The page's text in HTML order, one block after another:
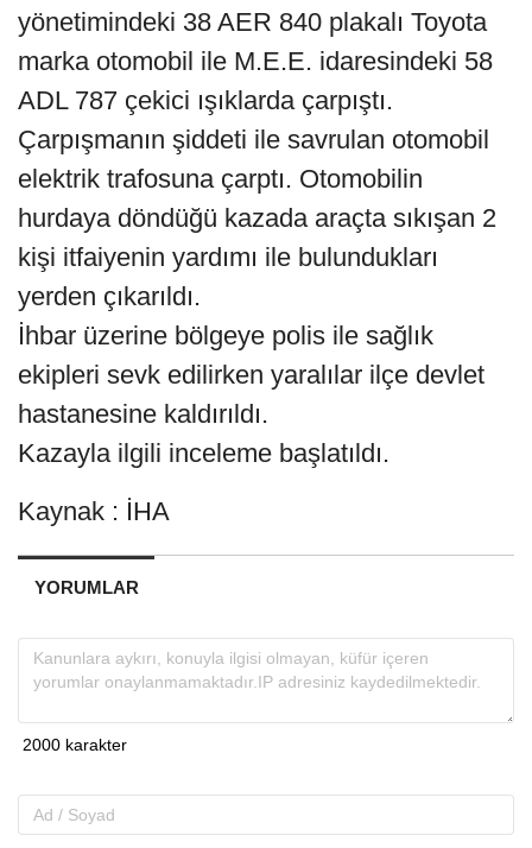
yönetimindeki 38 AER 840 plakalı Toyota
marka otomobil ile M.E.E. idaresindeki 58
ADL 787 çekici ışıklarda çarpıştı.
Çarpışmanın şiddeti ile savrulan otomobil
elektrik trafosuna çarptı. Otomobilin
hurdaya döndüğü kazada araçta sıkışan 2
kişi itfaiyenin yardımı ile bulundukları
yerden çıkarıldı.
İhbar üzerine bölgeye polis ile sağlık
ekipleri sevk edilirken yaralılar ilçe devlet
hastanesine kaldırıldı.
Kazayla ilgili inceleme başlatıldı.
Kaynak : İHA
YORUMLAR